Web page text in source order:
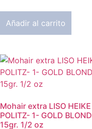
Añadir al carrito
Mohair extra LISO HEIKE
POLITZ- 1- GOLD BLOND
15gr. 1/2 oz